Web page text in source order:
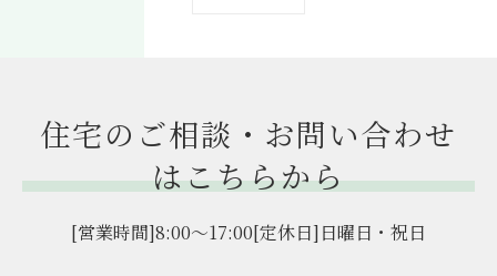
住宅のご相談・お問い合わせ
はこちらから
[営業時間]8:00～17:00[定休日]日曜日・祝日